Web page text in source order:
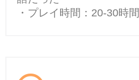
・プレイ時間：20-30時間